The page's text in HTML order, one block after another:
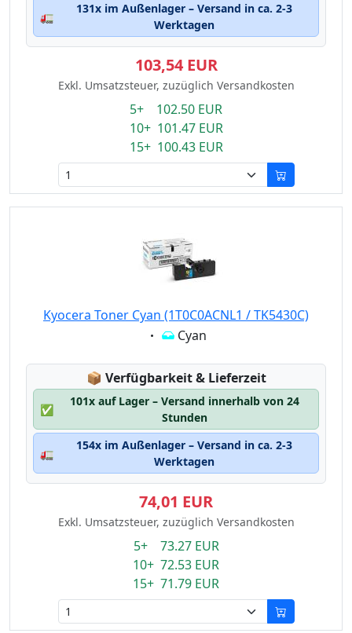
🚛
131x im Außenlager – Versand in ca. 2-3
Werktagen
103,54 EUR
Exkl. Umsatzsteuer, zuzüglich Versandkosten
5+ 102.50 EUR
10+ 101.47 EUR
15+ 100.43 EUR
Kyocera Toner Cyan (1T0C0ACNL1 / TK5430C)
Eigenschaft:
Cyan
📦 Lagerstatus:
Verfügbarkeit & Lieferzeit
✅
101x auf Lager – Versand innerhalb von 24
Stunden
🚛
154x im Außenlager – Versand in ca. 2-3
Werktagen
74,01 EUR
Exkl. Umsatzsteuer, zuzüglich Versandkosten
5+ 73.27 EUR
10+ 72.53 EUR
15+ 71.79 EUR